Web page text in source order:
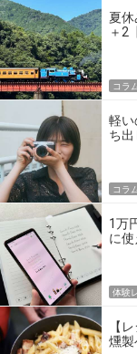
夏
＋2
コラ
軽い
ち
コラ
1万
に
体験
【
燻製